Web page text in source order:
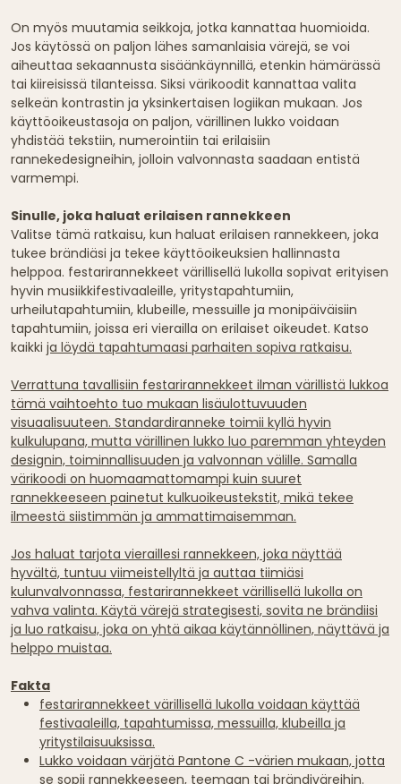
On myös muutamia seikkoja, jotka kannattaa huomioida.
Jos käytössä on paljon lähes samanlaisia värejä, se voi
aiheuttaa sekaannusta sisäänkäynnillä, etenkin hämärässä
tai kiireisissä tilanteissa. Siksi värikoodit kannattaa valita
selkeän kontrastin ja yksinkertaisen logiikan mukaan. Jos
käyttöoikeustasoja on paljon, värillinen lukko voidaan
yhdistää tekstiin, numerointiin tai erilaisiin
rannekedesigneihin, jolloin valvonnasta saadaan entistä
varmempi.
Sinulle, joka haluat erilaisen rannekkeen
Valitse tämä ratkaisu, kun haluat erilaisen rannekkeen, joka
tukee brändiäsi ja tekee käyttöoikeuksien hallinnasta
helppoa. festarirannekkeet värillisellä lukolla sopivat erityisen
hyvin musiikkifestivaaleille, yritystapahtumiin,
urheilutapahtumiin, klubeille, messuille ja monipäiväisiin
tapahtumiin, joissa eri vierailla on erilaiset oikeudet. Katso
kaikki ja löydä tapahtumaasi parhaiten sopiva ratkaisu.
Verrattuna tavallisiin festarirannekkeet ilman värillistä lukkoa
tämä vaihtoehto tuo mukaan lisäulottuvuuden
visuaalisuuteen. Standardiranneke toimii kyllä hyvin
kulkulupana, mutta värillinen lukko luo paremman yhteyden
designin, toiminnallisuuden ja valvonnan välille. Samalla
värikoodi on huomaamattomampi kuin suuret
rannekkeeseen painetut kulkuoikeustekstit, mikä tekee
ilmeestä siistimmän ja ammattimaisemman.
Jos haluat tarjota vieraillesi rannekkeen, joka näyttää
hyvältä, tuntuu viimeistellyltä ja auttaa tiimiäsi
kulunvalvonnassa, festarirannekkeet värillisellä lukolla on
vahva valinta. Käytä värejä strategisesti, sovita ne brändiisi
ja luo ratkaisu, joka on yhtä aikaa käytännöllinen, näyttävä ja
helppo muistaa.
Fakta
festarirannekkeet värillisellä lukolla voidaan käyttää
festivaaleilla, tapahtumissa, messuilla, klubeilla ja
yritystilaisuuksissa.
Lukko voidaan värjätä Pantone C -värien mukaan, jotta
se sopii rannekkeeseen, teemaan tai brändiväreihin.